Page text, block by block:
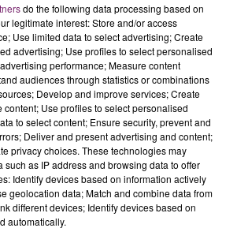
do the following data processing based on
legitimate interest: Store and/or access
Use limited data to select advertising; Create
advertising; Use profiles to select personalised
performance; Measure content
audiences through statistics or combinations
Develop and improve services; Create
Use profiles to select personalised
to select content; Ensure security, prevent and
Deliver and present advertising and content;
privacy choices. These technologies may
such as IP address and browsing data to offer
Identify devices based on information actively
geolocation data; Match and combine data from
different devices; Identify devices based on
automatically.